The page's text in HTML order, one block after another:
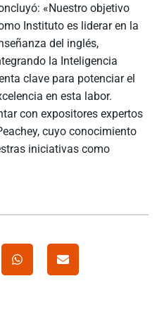
«Nuestro objetivo
Instituto es liderar en la
del inglés,
la Inteligencia
clave para potenciar el
en esta labor.
con expositores expertos
cuyo conocimiento
iniciativas como